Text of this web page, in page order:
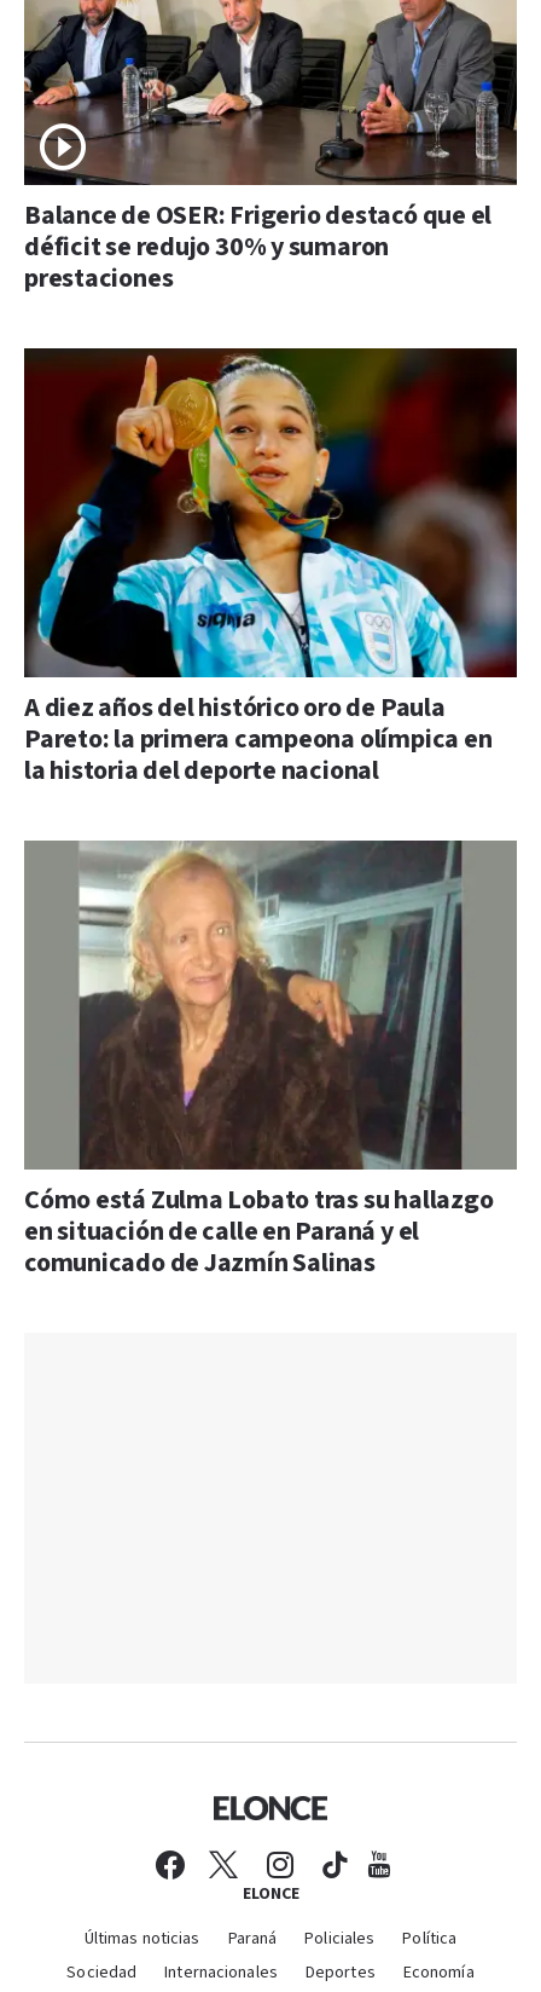
Balance de OSER: Frigerio destacó que el
déficit se redujo 30% y sumaron
prestaciones
A diez años del histórico oro de Paula
Pareto: la primera campeona olímpica en
la historia del deporte nacional
Cómo está Zulma Lobato tras su hallazgo
en situación de calle en Paraná y el
comunicado de Jazmín Salinas
ELONCE
Últimas noticias Paraná Policiales
Política
Sociedad
Internacionales Deportes Economía